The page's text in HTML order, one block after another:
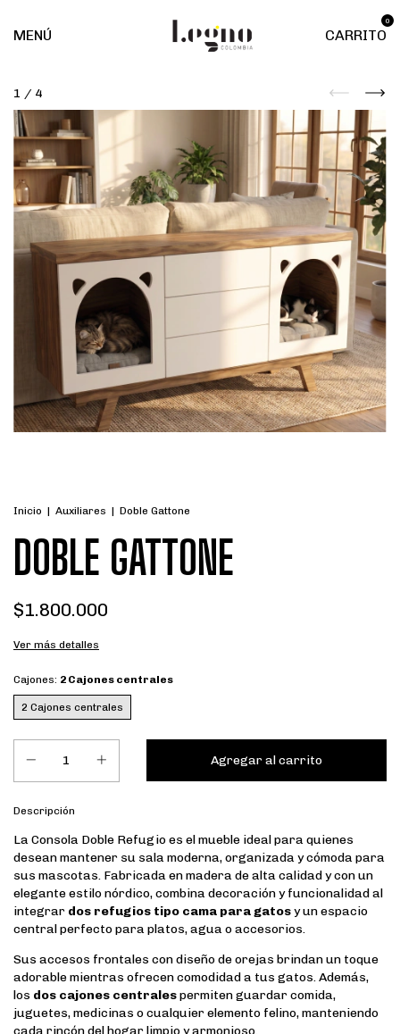
MENÚ CARRITO
0
1 / 4
Inicio | Auxiliares | Doble Gattone
DOBLE GATTONE
$1.800.000
Ver más detalles
Cajones: 2 Cajones centrales
2 Cajones centrales
Descripción
La Consola Doble Refugio es el mueble ideal para quienes
desean mantener su sala moderna, organizada y cómoda para
sus mascotas. Fabricada en madera de alta calidad y con un
elegante estilo nórdico, combina decoración y funcionalidad al
integrar dos refugios tipo cama para gatosy un espacio
central perfecto para platos, agua o accesorios.
Sus accesos frontales con diseño de orejas brindan un toque
adorable mientras ofrecen comodidad a tus gatos. Además,
los dos cajones centralespermiten guardar comida,
juguetes, medicinas o cualquier elemento felino, manteniendo
cada rincón del hogar limpio y armonioso.